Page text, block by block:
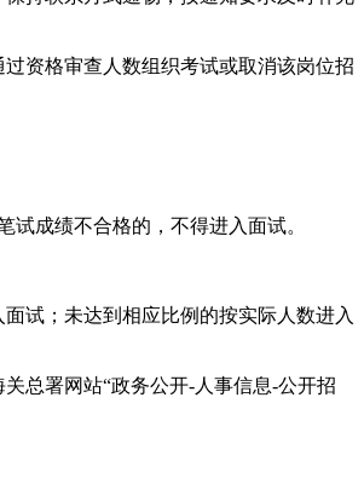
资格审查人数组织考试或取消该岗位招
试成绩不合格的，不得进入面试。
试；未达到相应比例的按实际人数进入
总署网站“政务公开-人事信息-公开招